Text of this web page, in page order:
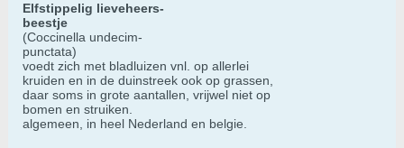
Elfstippelig lieveheers-
beestje
(Coccinella undecim-
punctata)
voedt zich met bladluizen vnl. op allerlei
kruiden en in de duinstreek ook op grassen,
daar soms in grote aantallen, vrijwel niet op
bomen en struiken.
algemeen, in heel Nederland en belgie.